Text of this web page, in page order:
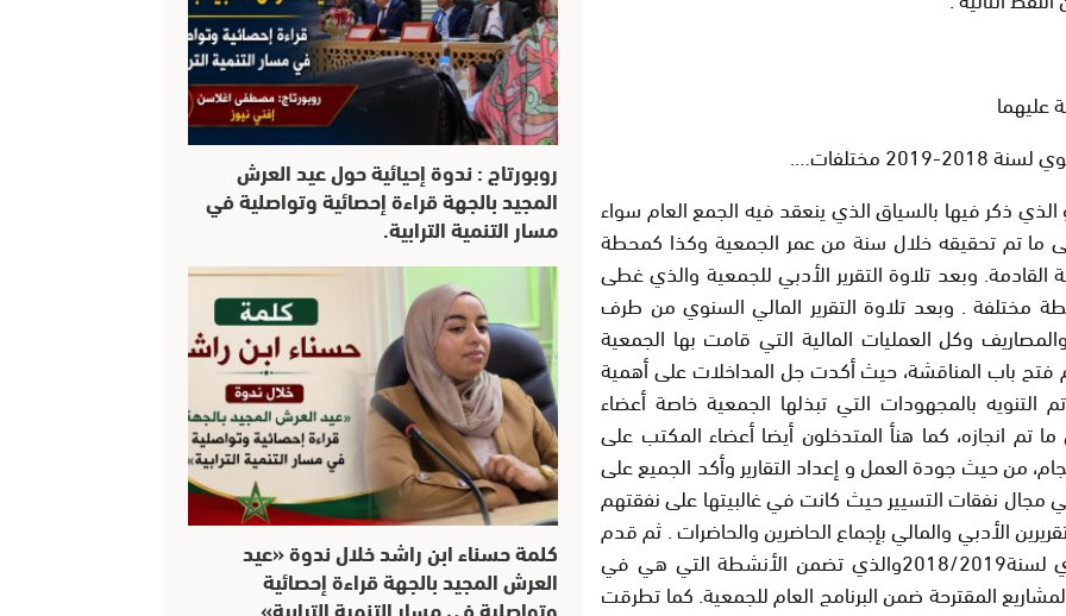
عليهما
مختلفات….
ذكر فيها بالسياق الذي ينعقد فيه الجمع العام سواء
ما تم تحقيقه خلال سنة من عمر الجمعية وكذا كمحطة
وبعد تلاوة التقرير الأدبي للجمعية والذي غطى
مختلفة . وبعد تلاوة التقرير المالي السنوي من طرف
وكل العمليات المالية التي قامت بها الجمعية
2017/2018. بعد ها تم فتح باب المناقشة، حيث أكدت جل المداخلات على أهمية
التنويه بالمجهودات التي تبذلها الجمعية خاصة أعضاء
تم انجازه، كما هنأ المتدخلون أيضا أعضاء المكتب على
من حيث جودة العمل و إعداد التقارير وأكد الجميع على
نفقات التسيير حيث كانت في غالبيتها على نفقتهم
الأدبي والمالي بإجماع الحاضرين والحاضرات . ثم قدم
رءيس الجمعية مشروع برنامج العمل السنوي لسنة2018/2019والذي تضمن الأنشطة التي هي في
المقترحة ضمن البرنامج العام للجمعية. كما تطرقت
روبورتاج : ندوة إحيائية حول عيد العرش
المجيد بالجهة قراءة إحصائية وتواصلية في
مسار التنمية الترابية.
كلمة حسناء ابن راشد خلال ندوة «عيد
العرش المجيد بالجهة قراءة إحصائية